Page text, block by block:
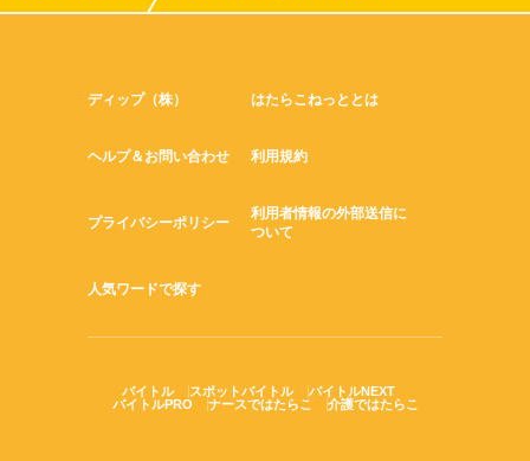
ディップ（株） はたらこねっととは
ヘルプ＆お問い合わせ 利用規約
プライバシーポリシー
利用者情報の外部送信に
ついて
人気ワードで探す
バイトル スポットバイトル
バイトルNEXT
バイトルPRO
ナースではたらこ 介護ではたらこ